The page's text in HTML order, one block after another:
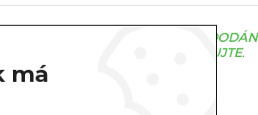
ZBOŽÍ JE OBVYKLE
TERMÍNU NÁS KONTAKTUJTE.
s DPH:
má